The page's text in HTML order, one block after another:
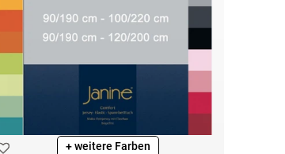
+ weitere Farben